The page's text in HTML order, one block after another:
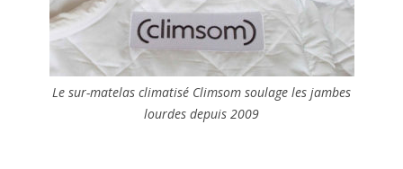
Le sur-matelas climatisé Climsom soulage les jambes
lourdes depuis 2009